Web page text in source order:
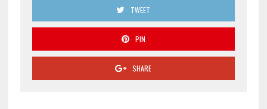
TWEET
PIN
SHARE